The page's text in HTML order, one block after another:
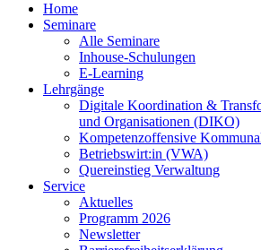
Home
Seminare
Alle Seminare
Inhouse-Schulungen
E-Learning
Lehrgänge
Digitale Koordination &
und Organisationen (DIKO)
Kompetenzoffensive
Betriebswirt:in (VWA)
Quereinstieg Verwaltung
Service
Aktuelles
Programm 2026
Newsletter